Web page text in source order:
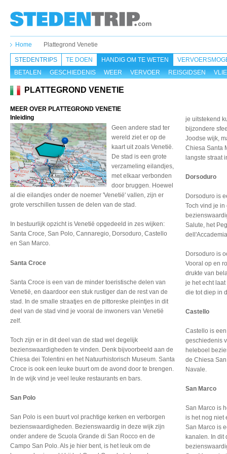
Home Plattegrond Venetie
STEDENTRIPS TE DOEN
HANDIG OM TE WETEN
BETALEN
GESCHIEDENIS WEER VERVOER REISGIDSEN
PLATTEGROND VENETIE
MEER OVER PLATTEGROND VENETIE
Inleiding
Geen andere stad ter
wereld ziet er op de
kaart uit zoals Venetië.
De stad is een grote
verzameling eilandjes,
met elkaar verbonden
door bruggen. Hoewel
al die eilandjes onder de noemer 'Venetië' vallen, zijn er
grote verschillen tussen de delen van de stad.
In bestuurlijk opzicht is Venetië opgedeeld in zes wijken:
Santa Croce, San Polo, Cannaregio, Dorsoduro, Castello
en San Marco.
Santa Croce
Santa Croce is een van de minder toeristische delen van
Venetië, en daardoor een stuk rustiger dan de rest van de
stad. In de smalle straatjes en de pittoreske pleintjes in dit
deel van de stad vind je vooral de inwoners van Venetië
zelf.
Toch zijn er in dit deel van de stad wel degelijk
bezienswaardigheden te vinden. Denk bijvoorbeeld aan de
Chiesa dei Tolentini en het Natuurhistorisch Museum. Santa
Croce is ook een leuke buurt om de avond door te brengen.
In de wijk vind je veel leuke restaurants en bars.
San Polo
San Polo is een buurt vol prachtige kerken en verborgen
bezienswaardigheden. Bezienswaardig in deze wijk zijn
onder andere de Scuola Grande di San Rocco en de
Campo San Polo. Als je hier bent, is het leuk om de
je uitstekend
bijzondere
Joodse wijk,
Chiesa Santa
langste straat
Dorsoduro
Dorsoduro is
Toch vind je
Salute, het
Dorsoduro is
Vooral op en
drukte van
je het echt
die tot diep in
Castello
Castello is
geschiedenis
heleboel
de Chiesa
Navale.
San Marco
San Marco is
is het nog niet
San Marco is
kanalen. In dit